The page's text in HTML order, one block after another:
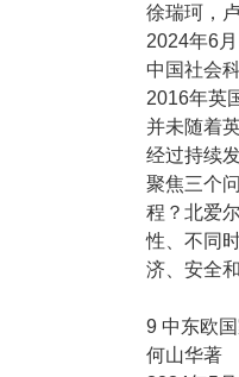
徐瑞珂，
2024年6月
中国社会
2016年英
并未随着
经过持续
聚焦三个
程？北爱
性、不同
济、安全
9 中东欧
何山华著